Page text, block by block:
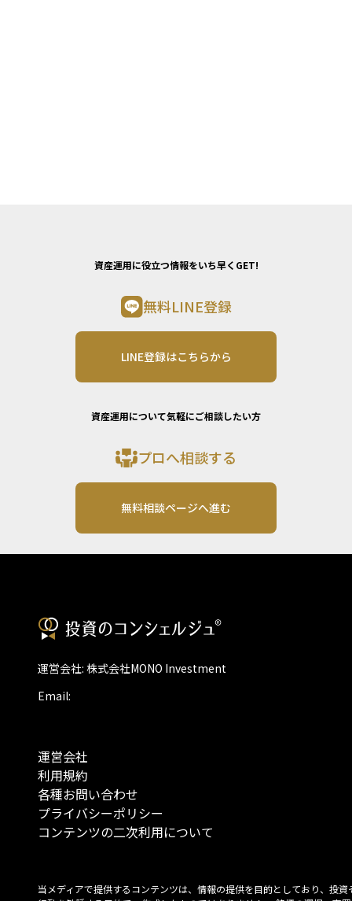
資産運用に役立つ情報をいち早くGET!
無料LINE登録
LINE登録はこちらから
資産運用について気軽にご相談したい方
プロへ相談する
無料相談ページへ進む
運営会社: 株式会社MONO Investment
Email:
運営会社
利用規約
各種お問い合わせ
プライバシーポリシー
コンテンツの二次利用について
当メディアで提供するコンテンツは、情報の提供を目的としており、投資